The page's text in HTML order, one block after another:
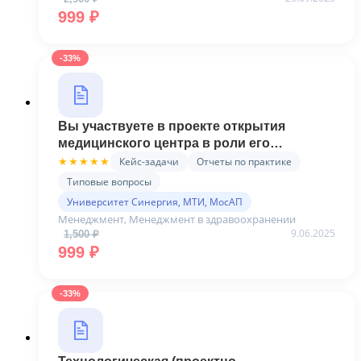
Первоначальная цена составляла 2,500 ₽.
999 ₽Текущая цена: 999 ₽.
-33%
Вы участвуете в проекте открытия
медицинского центра в роли его
администратора - Готовая практика
(Синергия)
★★★★★ Кейс-задачи
Отчеты по практике
Типовые вопросы
Университет Синергия, МТИ, МосАП
Менеджмент, Менеджмент в здравоохранении
1,500₽
Первоначальная цена составляла 1,500 ₽.
999 ₽Текущая цена: 999 ₽.
9.06.2025
-33%